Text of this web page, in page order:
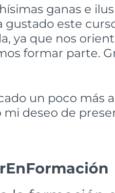
ganas e
gustado este
ya que nos
formar parte.
un poco más
deseo de